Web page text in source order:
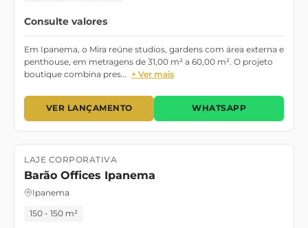
Consulte valores
Em Ipanema, o Mira reúne studios, gardens com área externa e
penthouse, em metragens de 31,00 m² a 60,00 m². O projeto
boutique combina pres… + Ver mais
VER LANÇAMENTO WHATSAPP
Lançamento
LAJE CORPORATIVA
Barão Offices Ipanema
Ipanema
150 - 150 m²